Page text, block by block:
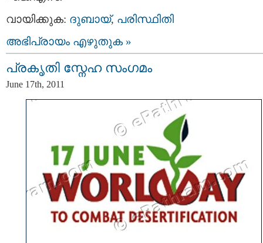
വായിക്കുക: ദുബായ്‌, പരിസ്ഥിതി
അഭിപ്രായം എഴുതുക »
പ്രകൃതി സ്നേഹ സംഗമം
June 17th, 2011